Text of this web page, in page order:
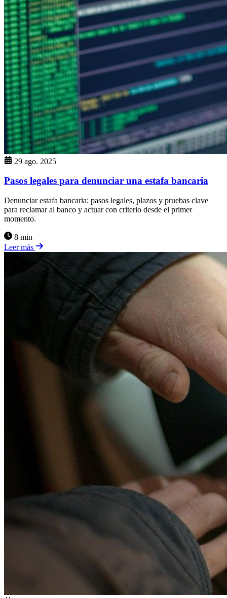
29 ago. 2025
Pasos legales para denunciar una estafa bancaria
Denunciar estafa bancaria: pasos legales, plazos y pruebas clave
para reclamar al banco y actuar con criterio desde el primer
momento.
8 min
Leer más